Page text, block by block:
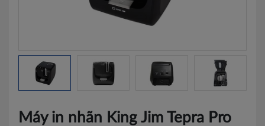
Máy in nhãn King Jim Tepra Pro